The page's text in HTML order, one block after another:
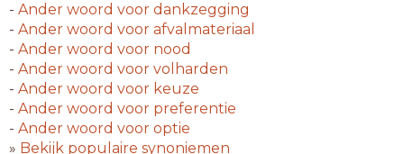
- Ander woord voor dankzegging
- Ander woord voor afvalmateriaal
- Ander woord voor nood
- Ander woord voor volharden
- Ander woord voor keuze
- Ander woord voor preferentie
- Ander woord voor optie
» Bekijk populaire synoniemen